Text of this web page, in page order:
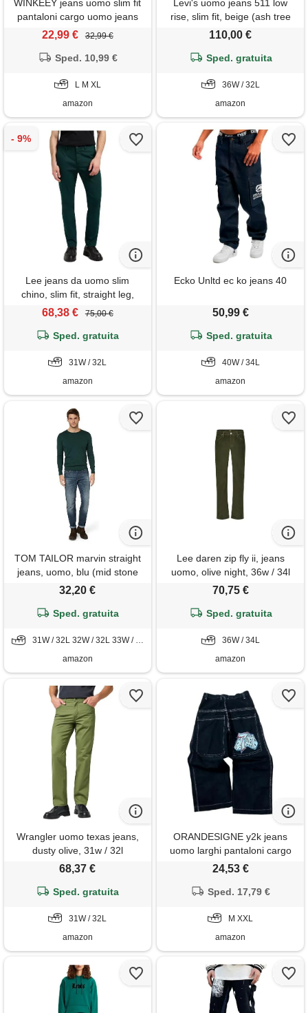
WINKEEY jeans uomo slim fit
pantaloni cargo uomo jeans
lavoro elasticizzati con 6
tasche pantaloni casual, cachi
xl
22,99 € 32,99 €
Sped. 10,99 €
L M XL
amazon
Levi's uomo jeans 511 low
rise, slim fit, beige (ash tree
brown gd), w36/l32
110,00 €
Sped. gratuita
36W / 32L
amazon
Lee jeans da uomo slim
chino, slim fit, straight leg,
jade forest, 31w / 32 l
68,38 € 75,00 €
Sped. gratuita
31W / 32L
amazon
Ecko Unltd ec ko jeans 40
50,99 €
Sped. gratuita
40W / 34L
amazon
TOM TAILOR marvin straight
jeans, uomo, blu (mid stone
wash denim 10281), 36w / 36l
32,20 €
Sped. gratuita
31W / 32L 32W / 32L 33W / 34L 33W / 36L 34W / 36L 36W / 36L
amazon
Lee daren zip fly ii, jeans
uomo, olive night, 36w / 34l
70,75 €
Sped. gratuita
36W / 34L
amazon
Wrangler uomo texas jeans,
dusty olive, 31w / 32l
68,37 €
Sped. gratuita
31W / 32L
amazon
ORANDESIGNE y2k jeans
uomo larghi pantaloni cargo
men's jeans hip hop denim
pantaloni a gamba larga
streetwear r nero xxl
24,53 €
Sped. 17,79 €
M XXL
amazon